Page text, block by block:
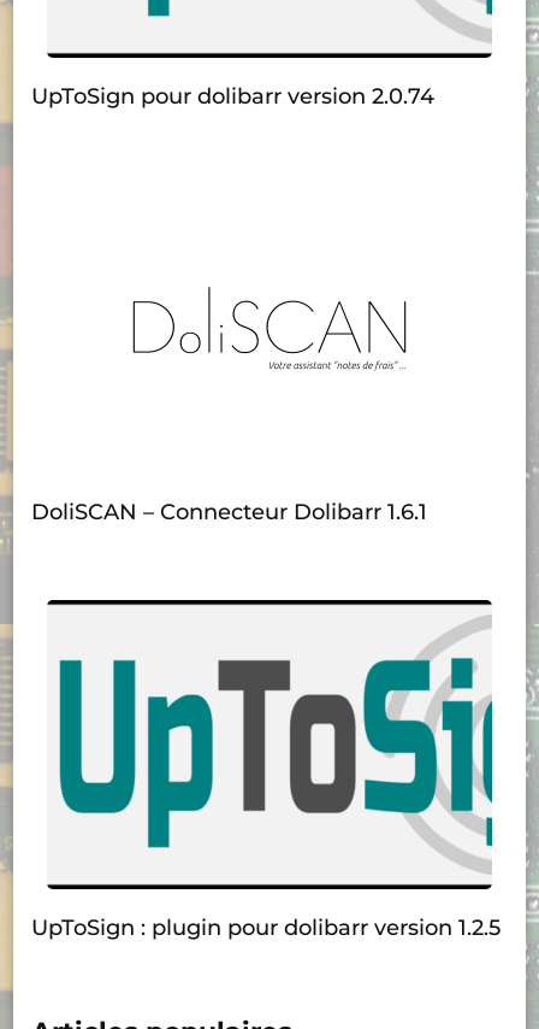
UpToSign pour dolibarr version 2.0.74
DoliSCAN – Connecteur Dolibarr 1.6.1
UpToSign : plugin pour dolibarr version 1.2.5